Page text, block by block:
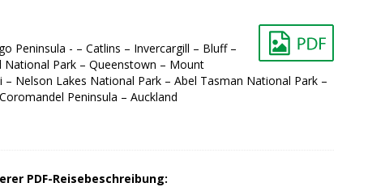
Peninsula - – Catlins – Invercargill – Bluff –
National Park – Queenstown – Mount
Nelson Lakes National Park – Abel Tasman National Park –
Peninsula – Auckland
PDF-Reisebeschreibung: